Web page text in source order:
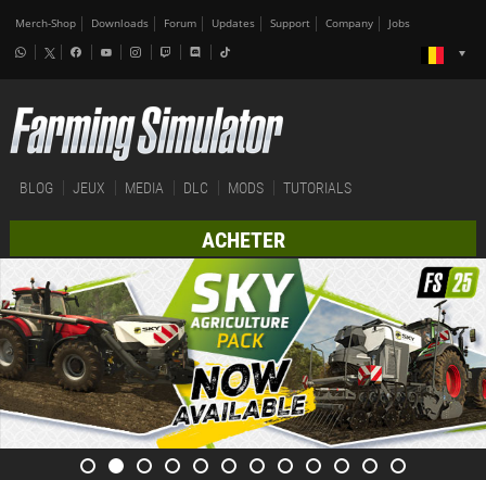
Merch-Shop Downloads Forum Updates Support Company Jobs
BLOG JEUX MEDIA DLC MODS TUTORIALS
ACHETER